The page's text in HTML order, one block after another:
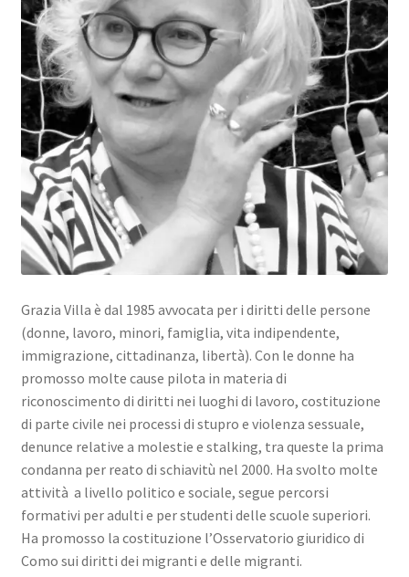
Grazia Villa è dal 1985 avvocata per i diritti delle persone
(donne, lavoro, minori, famiglia, vita indipendente,
immigrazione, cittadinanza, libertà). Con le donne ha
promosso molte cause pilota in materia di
riconoscimento di diritti nei luoghi di lavoro, costituzione
di parte civile nei processi di stupro e violenza sessuale,
denunce relative a molestie e stalking, tra queste la prima
condanna per reato di schiavitù nel 2000. Ha svolto molte
attività a livello politico e sociale, segue percorsi
formativi per adulti e per studenti delle scuole superiori.
Ha promosso la costituzione l’Osservatorio giuridico di
Como sui diritti dei migranti e delle migranti.